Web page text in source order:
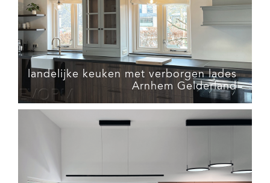
landelijke keuken met verborgen lades
Arnhem Gelderland